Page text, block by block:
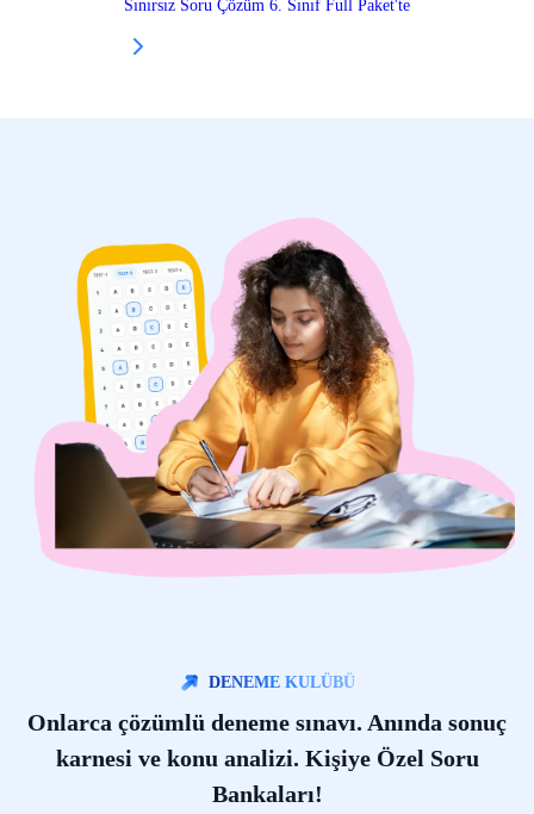
Sınırsız Soru Çözüm 6. Sınıf Full Paket'te
DENEME KULÜBÜ
Onlarca çözümlü deneme sınavı. Anında sonuç
karnesi ve konu analizi. Kişiye Özel Soru
Bankaları!